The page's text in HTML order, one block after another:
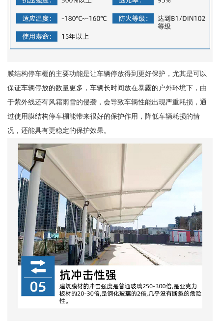
膜结构停车棚的主要功能是让车辆停放得到更好保护，尤其是可以
保证车辆停放的数量更多，车辆长时间放在暴露的户外环境下，由
于紫外线还有风霜雨雪的侵袭，会导致车辆性能出现严重耗损，通
过使用膜结构停车棚能带来很好的保护作用，降低车辆耗损的情
况，还能具有更稳定的保护效果。